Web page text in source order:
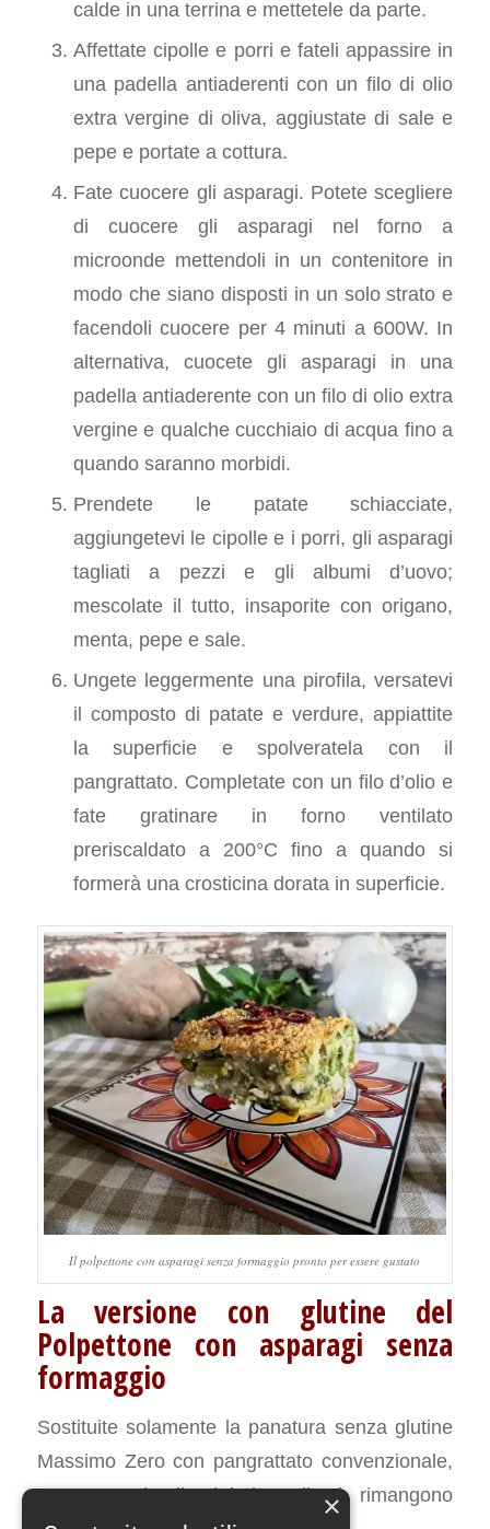
calde in una terrina e mettetele da parte.
Affettate cipolle e porri e fateli appassire in
una padella antiaderenti con un filo di olio
extra vergine di oliva, aggiustate di sale e
pepe e portate a cottura.
Fate cuocere gli asparagi. Potete scegliere
di cuocere gli asparagi nel forno a
microonde mettendoli in un contenitore in
modo che siano disposti in un solo strato e
facendoli cuocere per 4 minuti a 600W. In
alternativa, cuocete gli asparagi in una
padella antiaderente con un filo di olio extra
vergine e qualche cucchiaio di acqua fino a
quando saranno morbidi.
Prendete le patate schiacciate,
aggiungetevi le cipolle e i porri, gli asparagi
tagliati a pezzi e gli albumi d’uovo;
mescolate il tutto, insaporite con origano,
menta, pepe e sale.
Ungete leggermente una pirofila, versatevi
il composto di patate e verdure, appiattite
la superficie e spolveratela con il
pangrattato. Completate con un filo d’olio e
fate gratinare in forno ventilato
preriscaldato a 200°C fino a quando si
formerà una crosticina dorata in superficie.
Il polpettone con asparagi senza formaggio pronto per essere gustato
La versione con glutine del
Polpettone con asparagi senza
formaggio
Sostituite solamente la panatura senza glutine
Massimo Zero con pangrattato convenzionale,
mentre tutti gli altri ingredienti rimangono
×